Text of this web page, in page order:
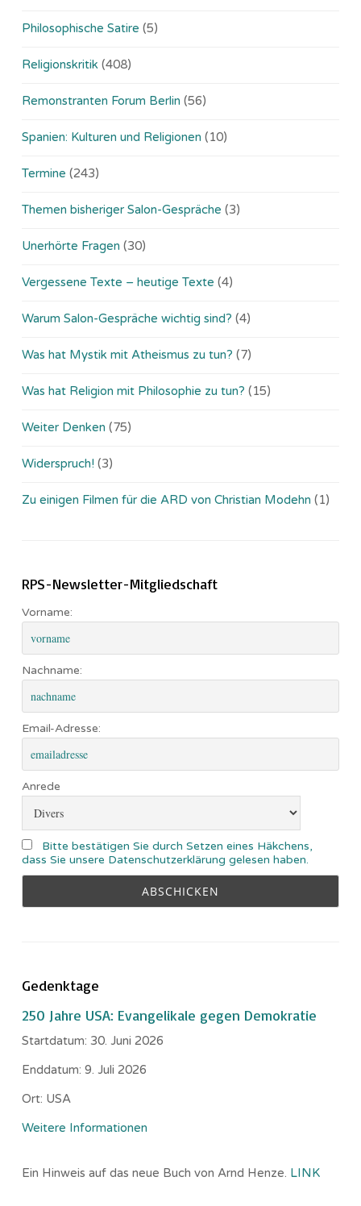
Philosophische Satire (5)
Religionskritik (408)
Remonstranten Forum Berlin (56)
Spanien: Kulturen und Religionen (10)
Termine (243)
Themen bisheriger Salon-Gespräche (3)
Unerhörte Fragen (30)
Vergessene Texte – heutige Texte (4)
Warum Salon-Gespräche wichtig sind? (4)
Was hat Mystik mit Atheismus zu tun? (7)
Was hat Religion mit Philosophie zu tun? (15)
Weiter Denken (75)
Widerspruch! (3)
Zu einigen Filmen für die ARD von Christian Modehn (1)
RPS-Newsletter-Mitgliedschaft
Vorname:
Nachname:
Email-Adresse:
Anrede
Bitte bestätigen Sie durch Setzen eines Häkchens,
dass Sie unsere Datenschutzerklärung gelesen haben.
Gedenktage
250 Jahre USA: Evangelikale gegen Demokratie
Startdatum: 30. Juni 2026
Enddatum: 9. Juli 2026
Ort: USA
Weitere Informationen
Ein Hinweis auf das neue Buch von Arnd Henze. LINK